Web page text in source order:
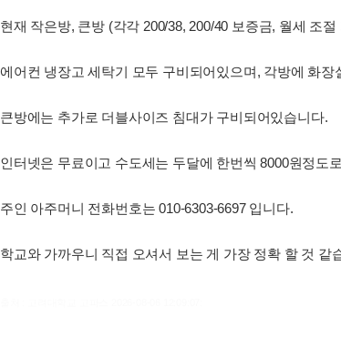
현재 작은방, 큰방 (각각 200/38, 200/40 보증금, 월세 조
에어컨 냉장고 세탁기 모두 구비되어있으며, 각방에 화장
큰방에는 추가로 더블사이즈 침대가 구비되어있습니다.
인터넷은 무료이고 수도세는 두달에 한번씩 8000원정도
주인 아주머니 전화번호는 010-6303-6697 입니다.
학교와 가까우니 직접 오셔서 보는 게 가장 정확 할 것 같